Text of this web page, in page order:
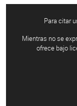
Para citar
Mientras no se
ofrece bajo